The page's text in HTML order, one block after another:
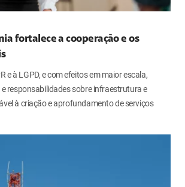
fortalece a cooperação e os
e à LGPD, e com efeitos em maior escala,
responsabilidades sobre infraestrutura e
à criação e aprofundamento de serviços